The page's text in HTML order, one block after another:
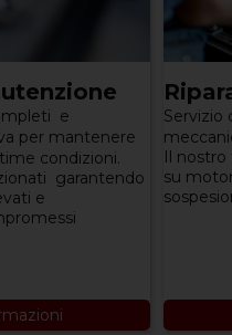
e
per mantenere
condizioni.
garantendo
e
Servizio
Il
su